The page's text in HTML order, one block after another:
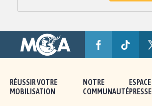
RÉUSSIR VOTRE
MOBILISATION
NOTRE
COMMUNAUTÉ
ESPACE
PRESSE